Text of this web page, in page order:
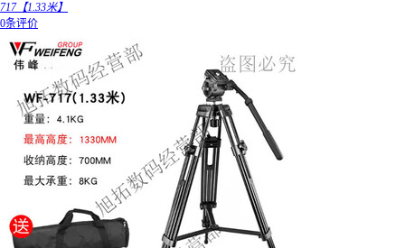
717【1.33米】
0条评价